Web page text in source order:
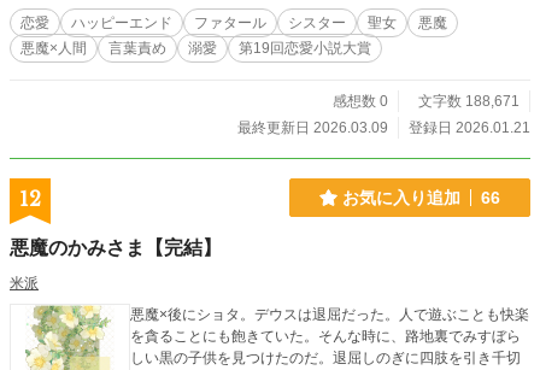
ルで掲載しています。本連載では表現の修正、加筆、展開の修正を行っていま
す。
恋愛 ハッピーエンド ファタール シスター 聖女
悪魔
悪魔×人間
言葉責め 溺愛 第19回恋愛小説大賞
感想数 0
文字数 188,671
最終更新日 2026.03.09
登録日 2026.01.21
12 お気に入り追加 66
悪魔のかみさま【完結】
米派
悪魔×後にショタ。デウスは退屈だった。人で遊ぶことも快楽
を貪ることにも飽きていた。そんな時に、路地裏でみすぼら
しい黒の子供を見つけたのだ。退屈しのぎに四肢を引き千切